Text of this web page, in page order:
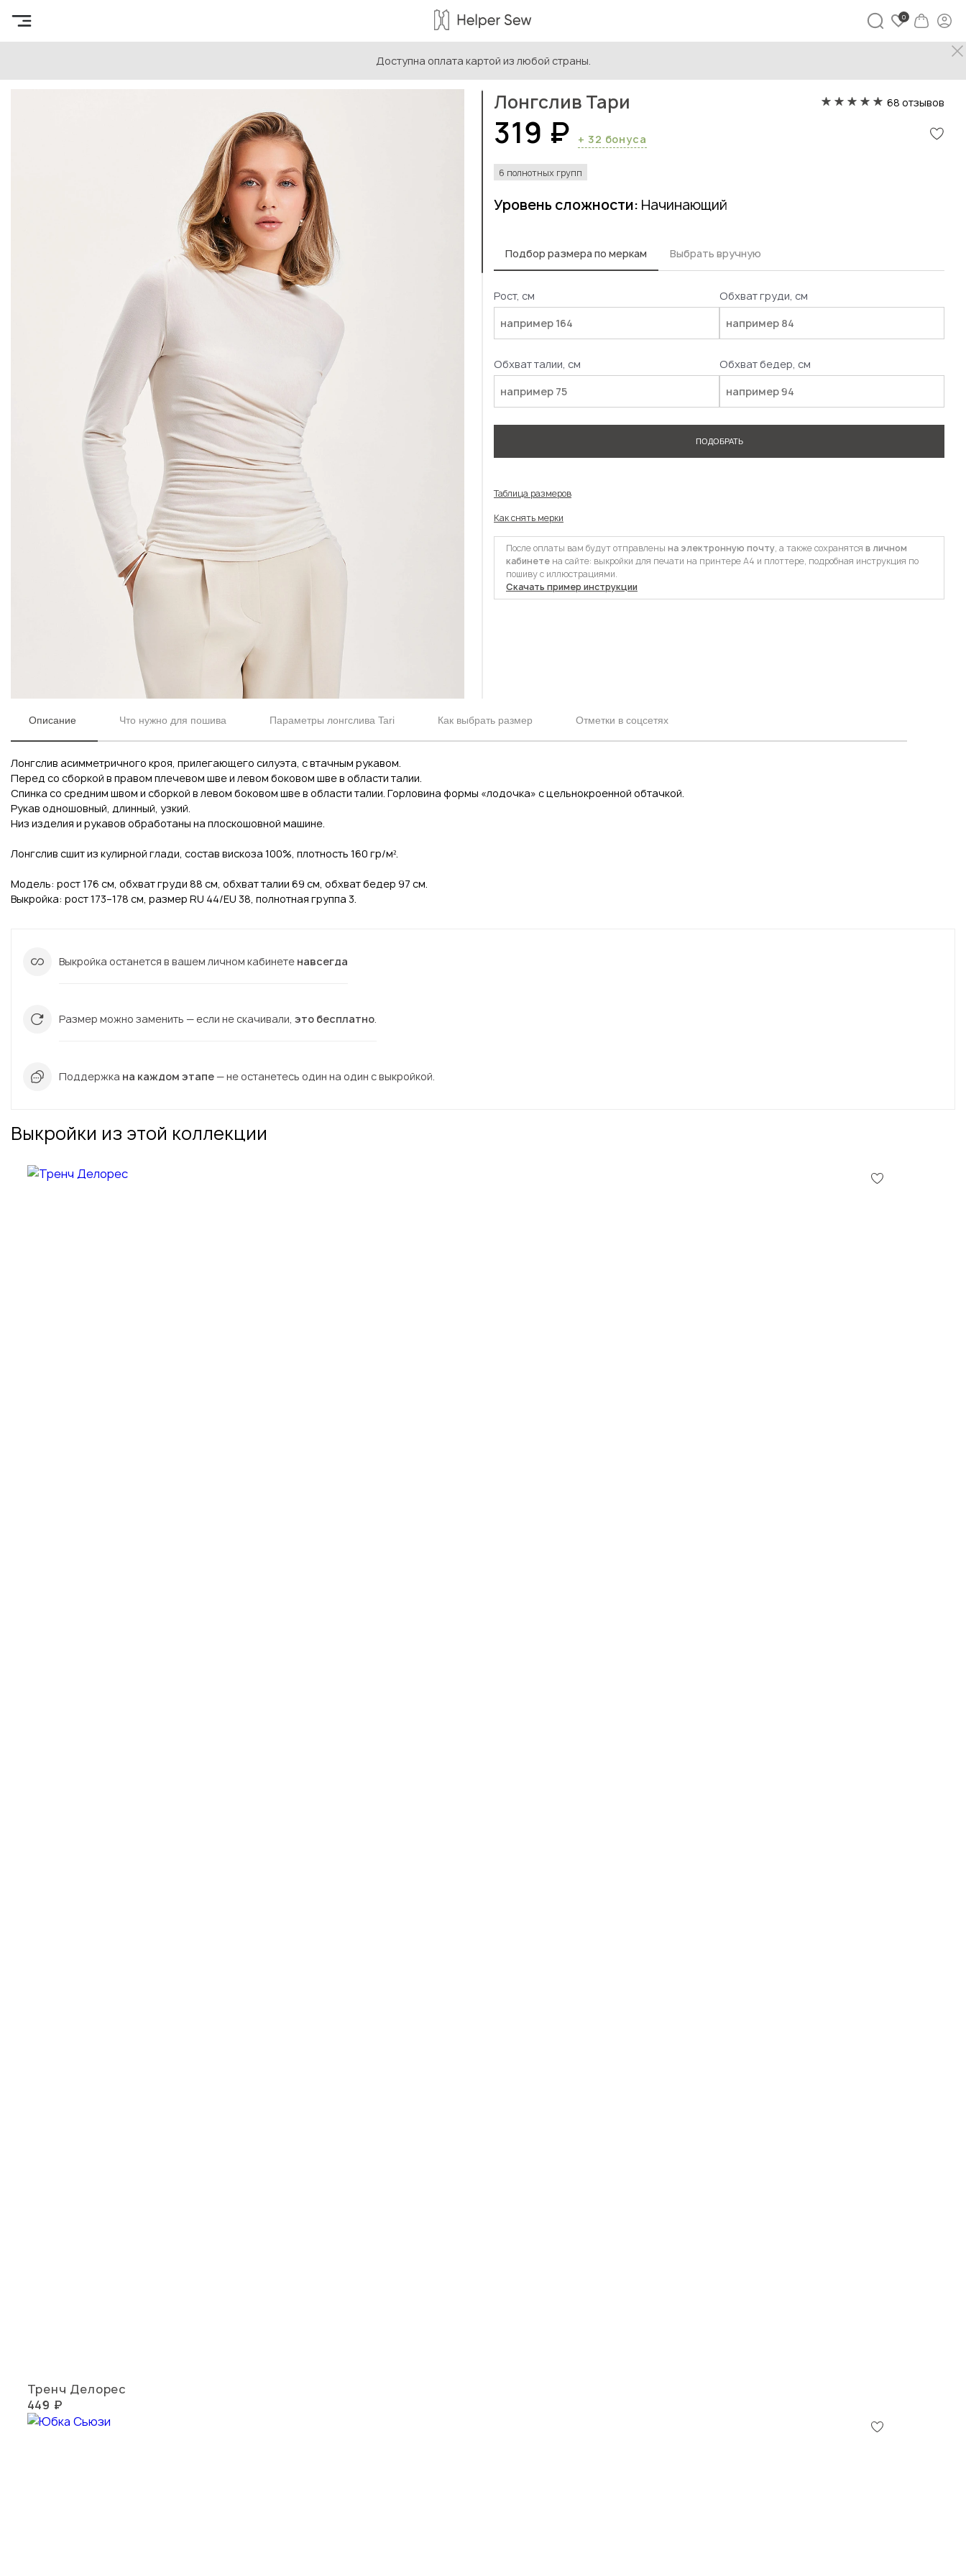
Доступна оплата картой из любой страны.
Выкройки женской одежды / Лонгслив Тари
Лонгслив Тари 68 отзывов
319 ₽ + 32 бонуса
6 полнотных групп
Уровень сложности: Начинающий
Подбор размера по меркам Выбрать вручную
Рост, см Обхват груди, см
Обхват талии, см Обхват бедер, см
ПОДОБРАТЬ
Таблица размеров
Как снять мерки
После оплаты вам будут отправлены на электронную почту, а также сохранятся в личном
кабинете на сайте: выкройки для печати на принтере А4 и плоттере, подробная инструкция по
пошиву с иллюстрациями.
Скачать пример инструкции
Описание Что нужно для пошива Параметры лонгслива Tari Как выбрать размер Отметки в соцсетях
Лонгслив асимметричного кроя, прилегающего силуэта, с втачным рукавом.
Перед со сборкой в правом плечевом шве и левом боковом шве в области талии.
Спинка со средним швом и сборкой в левом боковом шве в области талии. Горловина формы «лодочка» с цельнокроенной обтачкой.
Рукав одношовный, длинный, узкий.
Низ изделия и рукавов обработаны на плоскошовной машине.
Лонгслив сшит из кулирной глади, состав вискоза 100%, плотность 160 гр/м².
Модель: рост 176 см, обхват груди 88 см, обхват талии 69 см, обхват бедер 97 см.
Выкройка: рост 173–178 см, размер RU 44/EU 38, полнотная группа 3.
Вконтакте Инстаграм
Выкройка останется в вашем личном кабинете навсегда
Размер можно заменить — если не скачивали, это бесплатно
Поддержка на каждом этапе — не останетесь один на один с выкройкой.
Выкройки из этой коллекции
Тренч Делорес
449 ₽